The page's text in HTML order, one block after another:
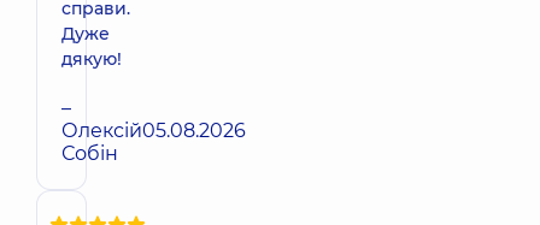
справи.
Дуже
дякую!
–
Олексій
Собін
05.08.2026